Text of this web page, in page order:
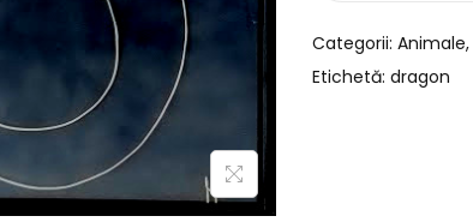
Categorii: Animale,
Etichetă: dragon